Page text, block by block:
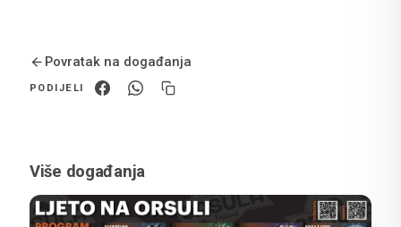
Povratak na događanja
PODIJELI
Više događanja